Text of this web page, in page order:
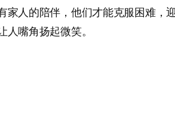
家人的陪伴，他们才能克服困难，
嘴角扬起微笑。